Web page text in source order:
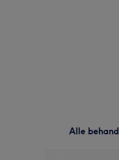
Alle